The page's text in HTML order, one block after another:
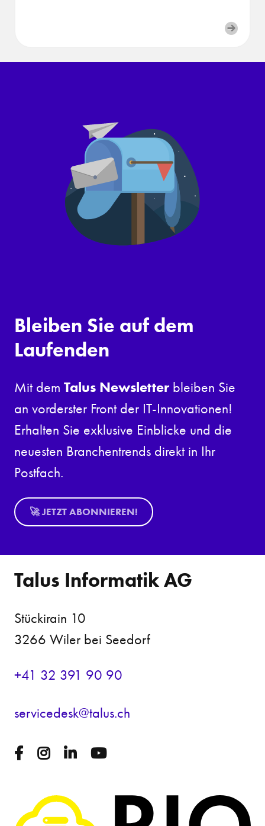
Bleiben Sie auf dem
Laufenden
Mit dem Talus Newsletter bleiben Sie
an vorderster Front der IT-Innovationen!
Erhalten Sie exklusive Einblicke und die
neuesten Branchentrends direkt in Ihr
Postfach.
🚀 JETZT ABONNIEREN!
Talus Informatik AG
Stückirain 10
3266 Wiler bei Seedorf
+41 32 391 90 90
s rv c d sk t l s ch